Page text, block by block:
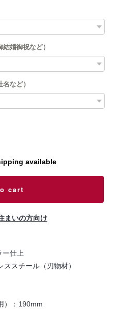
婚御祝など）
など）
available
cart
まいの方向け
ー仕上
スチール（刃物材）
）：190mm